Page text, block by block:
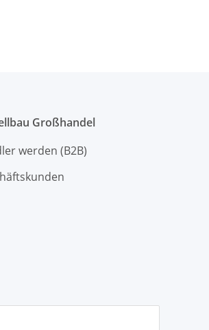
Großhandel
werden (B2B)